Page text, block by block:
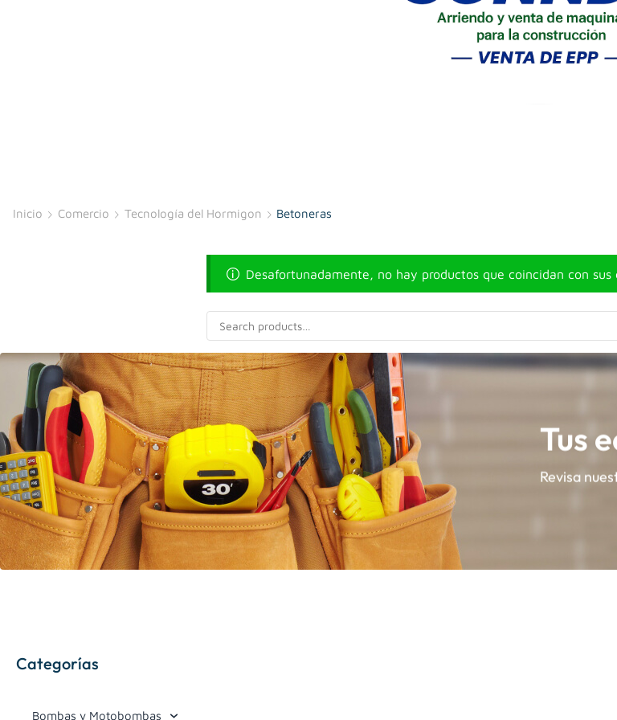
Inicio Comercio Tecnología del Hormigon Betoneras
Desafortunadamente, no hay productos que coincidan con sus
Tus
Revisa
Categorías
Bombas y Motobombas